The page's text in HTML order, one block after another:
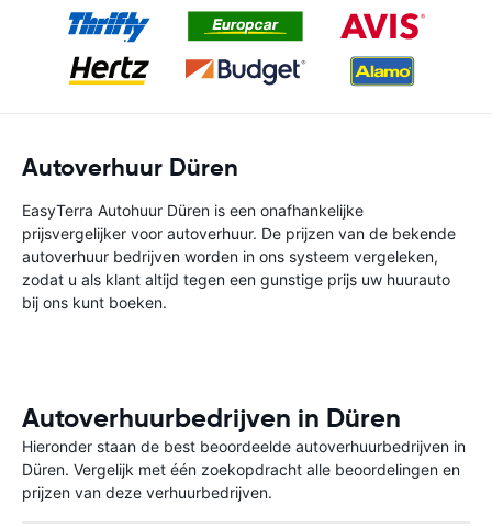
Autoverhuur Düren
EasyTerra Autohuur Düren is een onafhankelijke
prijsvergelijker voor autoverhuur. De prijzen van de bekende
autoverhuur bedrijven worden in ons systeem vergeleken,
zodat u als klant altijd tegen een gunstige prijs uw huurauto
bij ons kunt boeken.
Autoverhuurbedrijven in Düren
Hieronder staan de best beoordeelde autoverhuurbedrijven in
Düren. Vergelijk met één zoekopdracht alle beoordelingen en
prijzen van deze verhuurbedrijven.